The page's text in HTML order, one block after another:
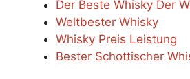
Der Beste Whisky Der
Weltbester Whisky
Whisky Preis Leistung
Bester Schottischer